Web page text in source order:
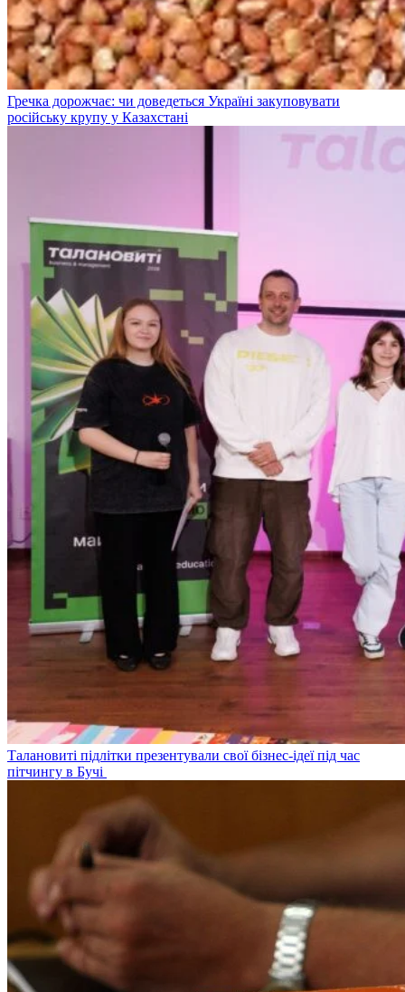
Гречка дорожчає: чи доведеться Україні закуповувати
російську крупу у Казахстані
Талановиті підлітки презентували свої бізнес-ідеї під час
пітчингу в Бучі